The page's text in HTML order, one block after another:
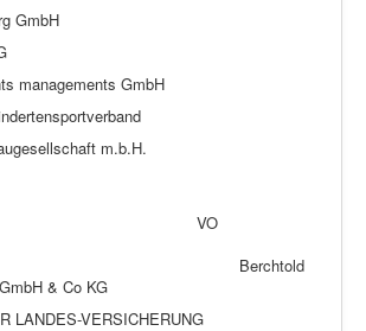
GmbH
managements GmbH
m.b.H.
& Co KG
LANDES-VERSICHERUNG